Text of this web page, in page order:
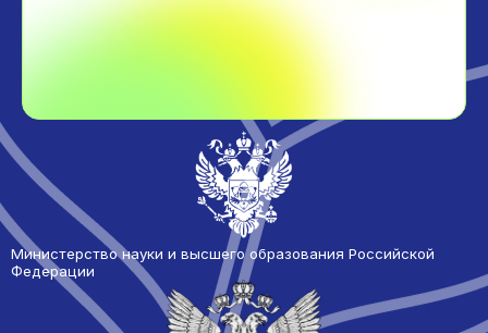
Министерство науки и высшего образования Российской
Федерации